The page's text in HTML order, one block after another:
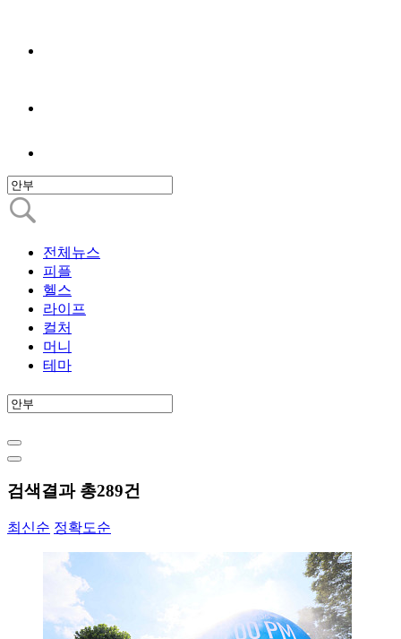
전체뉴스
피플
헬스
라이프
컬처
머니
테마
검색결과 총289건
최신순 정확도순